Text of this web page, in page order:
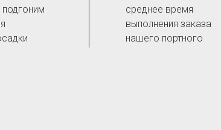
среднее время
выполнения заказа
нашего портного